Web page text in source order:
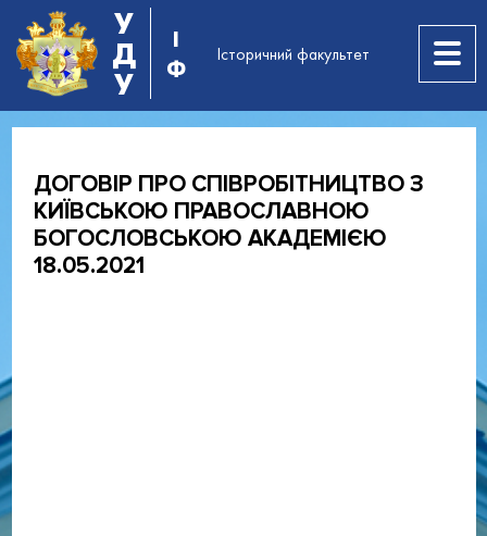
У
Д
У
І
Ф
Історичний факультет
ДОГОВІР ПРО СПІВРОБІТНИЦТВО З
КИЇВСЬКОЮ ПРАВОСЛАВНОЮ
БОГОСЛОВСЬКОЮ АКАДЕМІЄЮ
18.05.2021